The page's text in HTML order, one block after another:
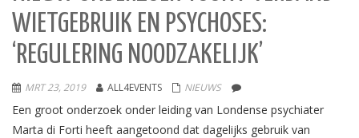
WIETGEBRUIK EN PSYCHOSES:
‘REGULERING NOODZAKELIJK’
MRT 23, 2019 ALL4EVENTS NIEUWS
Een groot onderzoek onder leiding van Londense psychiater
Marta di Forti heeft aangetoond dat dagelijks gebruik van